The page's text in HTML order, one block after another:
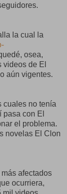
la cual la
osea,
videos de El
aún vigentes.
cuales no tenía
con El
el problema.
novelas El Clon
afectados
ocurriera,